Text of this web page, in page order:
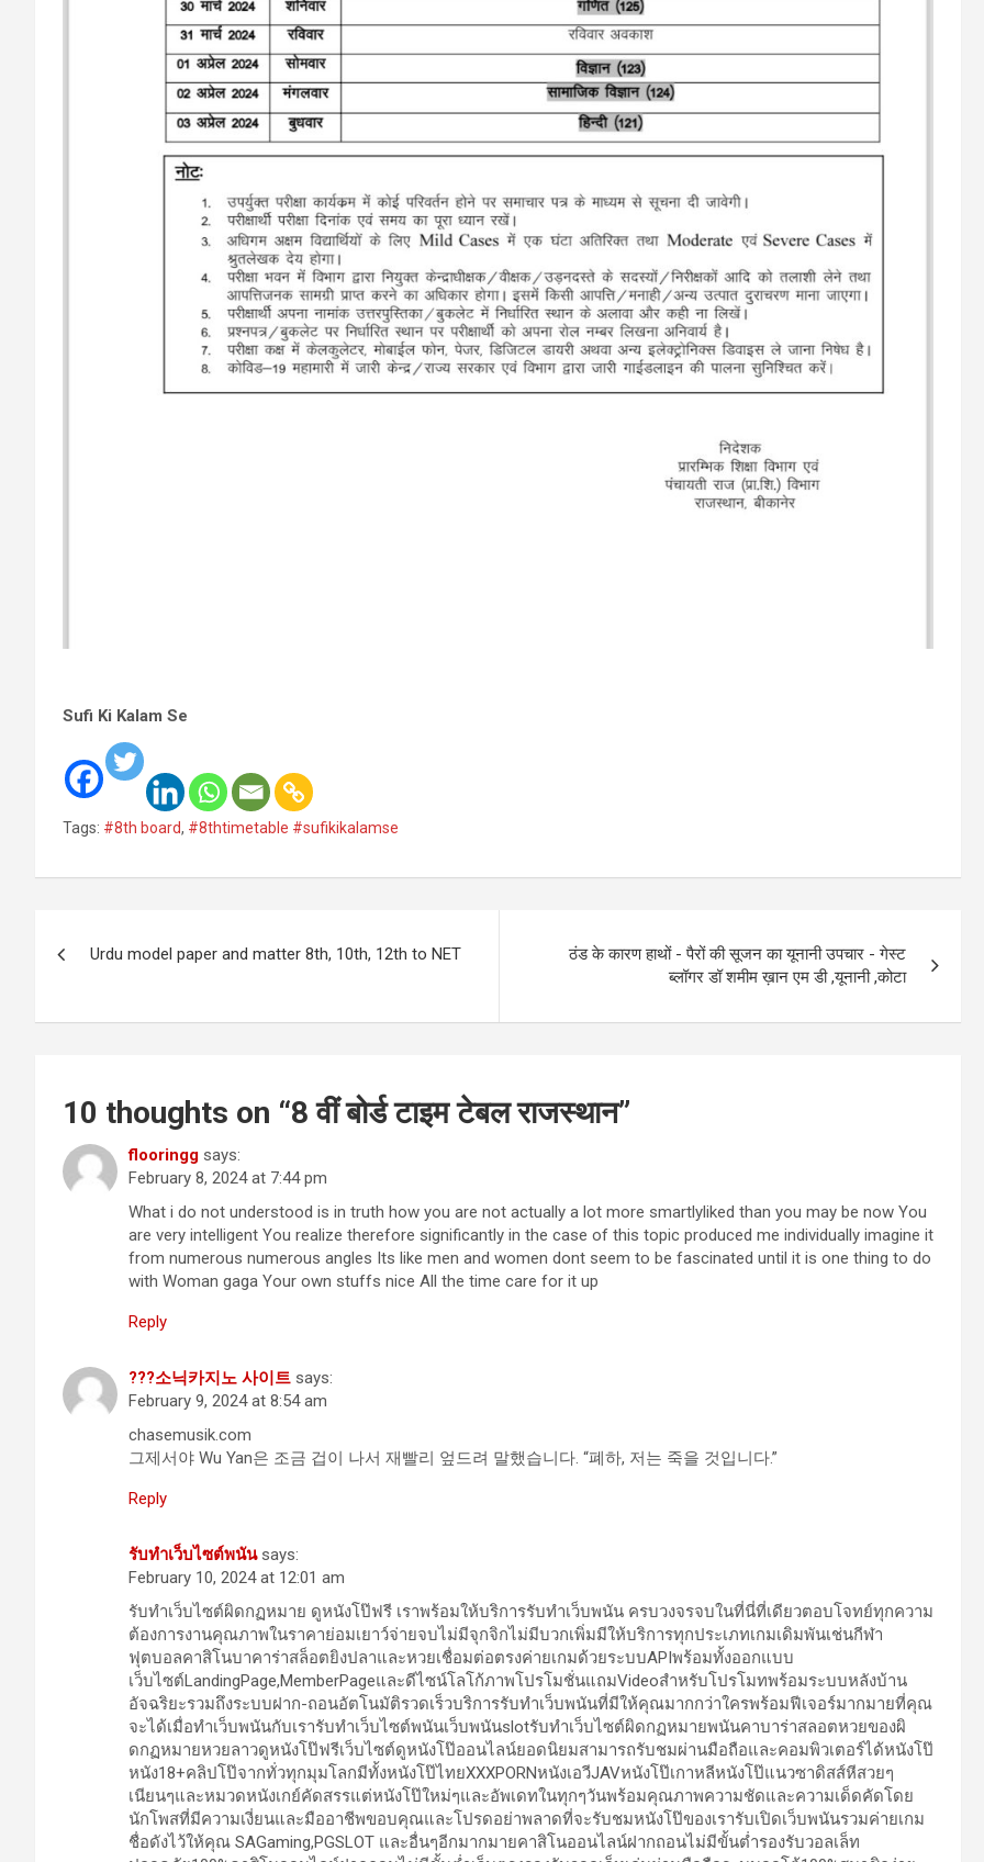
Sufi Ki Kalam Se
Tags: #8th board, #8thtimetable #sufikikalamse
navigation
Urdu model paper and matter 8th, 10th, 12th to NET
ठंड के कारण हाथों - पैरों की सूजन का यूनानी उपचार - गेस्ट
ब्लॉगर डॉ शमीम ख़ान एम डी ,यूनानी ,कोटा
10 thoughts on “8 वीं बोर्ड टाइम टेबल राजस्थान”
flooringg says:
February 8, 2024 at 7:44 pm
What i do not understood is in truth how you are not actually a lot more smartlyliked than you may be now You
are very intelligent You realize therefore significantly in the case of this topic produced me individually imagine it
from numerous numerous angles Its like men and women dont seem to be fascinated until it is one thing to do
with Woman gaga Your own stuffs nice All the time care for it up
Reply
???소닉카지노 사이트 says:
February 9, 2024 at 8:54 am
chasemusik.com
그제서야 Wu Yan은 조금 겁이 나서 재빨리 엎드려 말했습니다. “폐하, 저는 죽을 것입니다.”
Reply
รับทำเว็บไซต์พนัน says:
February 10, 2024 at 12:01 am
รับทำเว็บไซต์ผิดกฏหมาย ดูหนังโป๊ฟรี เราพร้อมให้บริการรับทำเว็บพนัน ครบวงจรจบในที่นี่ที่เดียวตอบโจทย์ทุกความ
ต้องการงานคุณภาพในราคาย่อมเยาว์จ่ายจบไม่มีจุกจิกไม่มีบวกเพิ่มมีให้บริการทุกประเภทเกมเดิมพันเช่นกีฬา
ฟุตบอลคาสิโนบาคาร่าสล็อตยิงปลาและหวยเชื่อมต่อตรงค่ายเกมด้วยระบบAPIพร้อมทั้งออกแบบ
เว็บไซต์LandingPage,MemberPageและดีไซน์โลโก้ภาพโปรโมชั่นแถมVideoสำหรับโปรโมทพร้อมระบบหลังบ้าน
อัจฉริยะรวมถึงระบบฝาก-ถอนอัตโนมัติรวดเร็วบริการรับทำเว็บพนันที่มีให้คุณมากกว่าใครพร้อมฟีเจอร์มากมายที่คุณ
จะได้เมื่อทำเว็บพนันกับเรารับทำเว็บไซต์พนันเว็บพนันslotรับทำเว็บไซต์ผิดกฏหมายพนันคาบาร่าสลอตหวยของผิ
ดกฏหมายหวยลาวดูหนังโป๊ฟรีเว็บไซต์ดูหนังโป๊ออนไลน์ยอดนิยมสามารถรับชมผ่านมือถือและคอมพิวเตอร์ได้หนังโป๊
หนัง18+คลิปโป๊จากทั่วทุกมุมโลกมีทั้งหนังโป๊ไทยXXXPORNหนังเอวีJAVหนังโป๊เกาหลีหนังโป๊แนวซาดิสส์หีสวยๆ
เนียนๆและหมวดหนังเกย์คัดสรรแต่หนังโป๊ใหม่ๆและอัพเดทในทุกๆวันพร้อมคุณภาพความชัดและความเด็ดคัดโดย
นักโพสที่มีความเงี่ยนและมืออาชีพขอบคุณและโปรดอย่าพลาดที่จะรับชมหนังโป๊ของเรารับเปิดเว็บพนันรวมค่ายเกม
ชื่อดังไว้ให้คุณ SAGaming,PGSLOT และอื่นๆอีกมากมายคาสิโนออนไลน์ฝากถอนไม่มีขั้นต่ำรองรับวอลเล็ท